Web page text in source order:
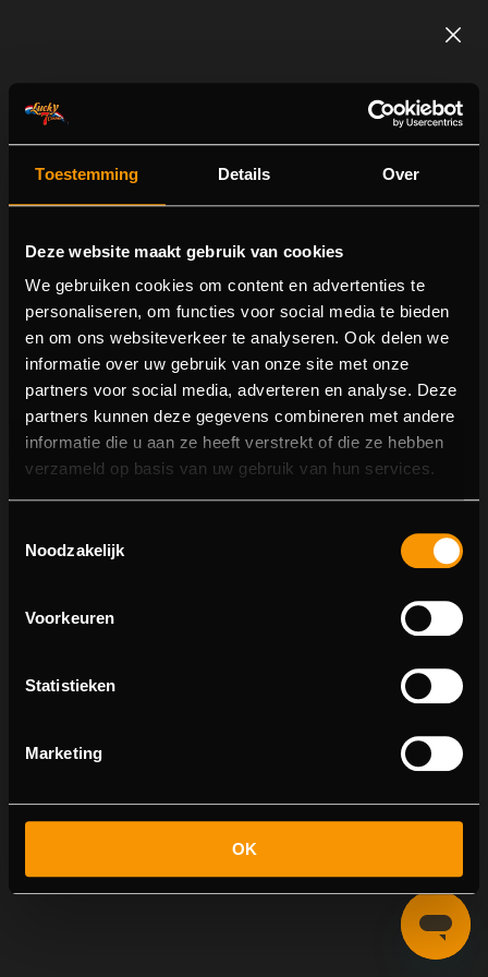
Toestemming Details Over
Deze website maakt gebruik van cookies
We gebruiken cookies om content en advertenties te
personaliseren, om functies voor social media te bieden
en om ons websiteverkeer te analyseren. Ook delen we
informatie over uw gebruik van onze site met onze
partners voor social media, adverteren en analyse. Deze
partners kunnen deze gegevens combineren met andere
informatie die u aan ze heeft verstrekt of die ze hebben
verzameld op basis van uw gebruik van hun services.
Noodzakelijk
Voorkeuren
Statistieken
Marketing
OK
Lightning Storm